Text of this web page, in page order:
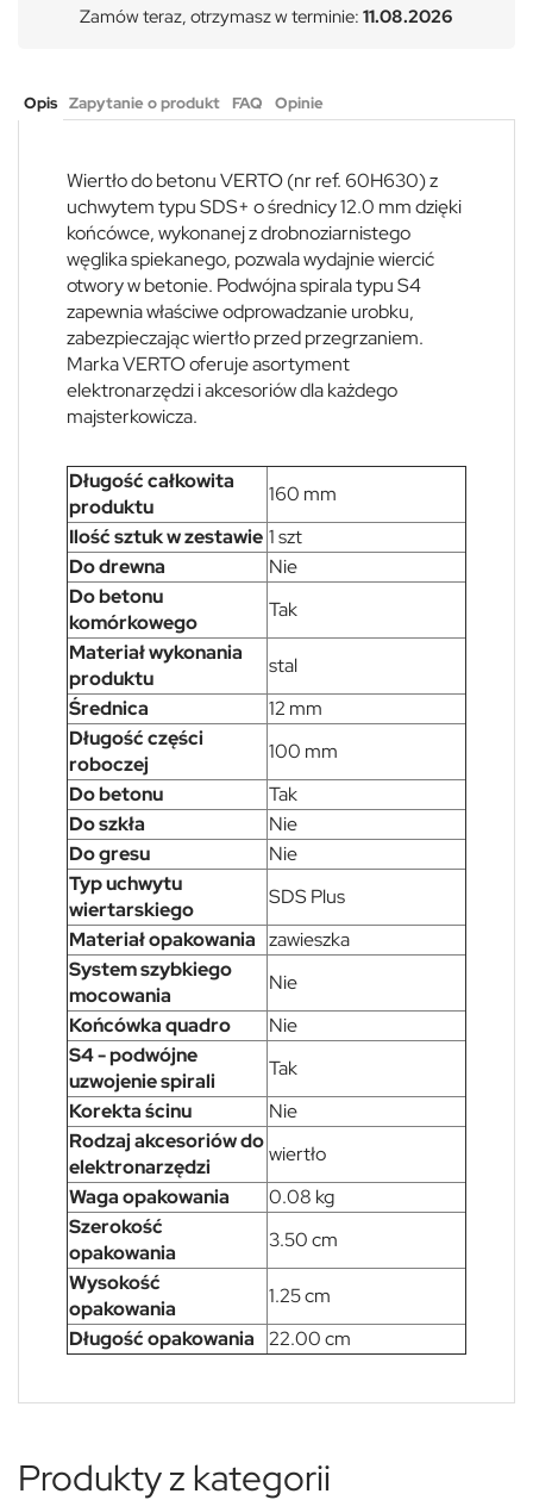
Zamów teraz, otrzymasz w terminie: 11.08.2026
Opis Zapytanie o produkt FAQ Opinie
Wiertło do betonu VERTO (nr ref. 60H630) z
uchwytem typu SDS+ o średnicy 12.0 mm dzięki
końcówce, wykonanej z drobnoziarnistego
węglika spiekanego, pozwala wydajnie wiercić
otwory w betonie. Podwójna spirala typu S4
zapewnia właściwe odprowadzanie urobku,
zabezpieczając wiertło przed przegrzaniem.
Marka VERTO oferuje asortyment
elektronarzędzi i akcesoriów dla każdego
majsterkowicza.
Długość całkowita
produktu
160 mm
Ilość sztuk w zestawie 1 szt
Do drewna
Nie
Do betonu
komórkowego
Tak
Materiał wykonania
produktu
stal
Średnica
12 mm
Długość części
roboczej
100 mm
Do betonu
Tak
Do szkła
Nie
Do gresu
Nie
Typ uchwytu
wiertarskiego
SDS Plus
Materiał opakowania zawieszka
System szybkiego
mocowania
Nie
Końcówka quadro
Nie
S4 - podwójne
uzwojenie spirali
Tak
Korekta ścinu
Nie
Rodzaj akcesoriów do
elektronarzędzi
wiertło
Waga opakowania
0.08 kg
Szerokość
opakowania
3.50 cm
Wysokość
opakowania
1.25 cm
Długość opakowania
22.00 cm
Produkty z kategorii